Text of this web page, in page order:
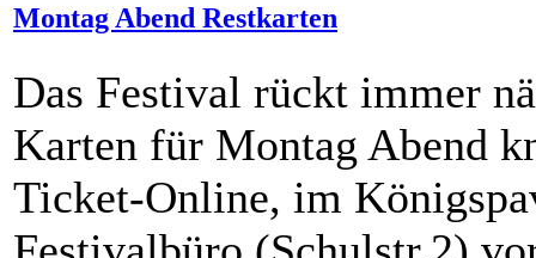
Montag Abend Restkarten
Das Festival rückt immer
Karten für Montag Abend
Ticket-Online, im